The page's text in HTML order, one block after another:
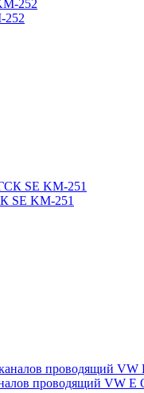
252
SE KM-251
проводящий VW E